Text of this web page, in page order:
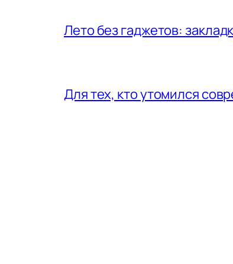
Лето без гаджетов:
Для тех, кто утомился